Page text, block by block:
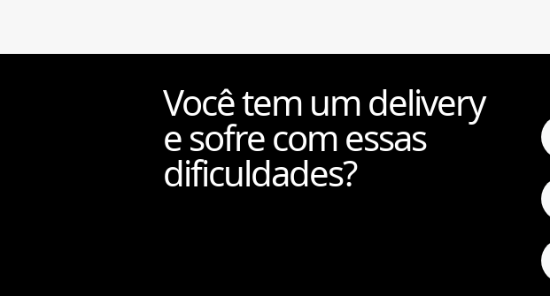
Você tem um delivery
e sofre com essas
dificuldades?